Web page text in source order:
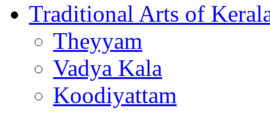
Traditional Arts of
Theyyam
Vadya Kala
Koodiyattam